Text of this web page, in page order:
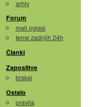
arhiv
Forum
mali oglasi
teme zadnjih 24h
Članki
Zaposlitve
brskaj
Ostalo
pravila